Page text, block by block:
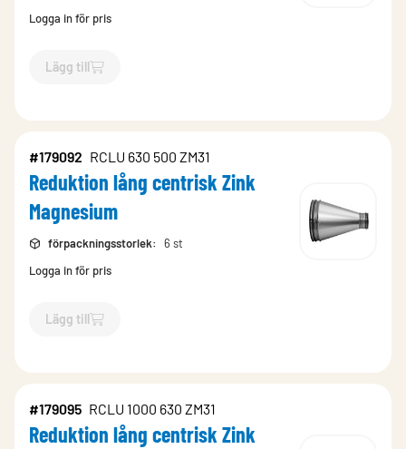
Logga in för pris
Lägg till
`$Lägg till
#179092 RCLU 630 500 ZM31
Reduktion lång centrisk Zink
Magnesium
förpackningsstorlek:
6 st
Logga in för pris
Lägg till
`$Lägg till
#179095 RCLU 1000 630 ZM31
Reduktion lång centrisk Zink